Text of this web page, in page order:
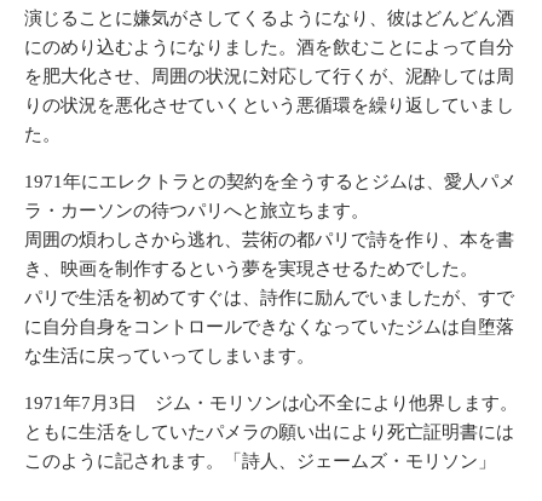
演じることに嫌気がさしてくるようになり、彼はどんどん酒
にのめり込むようになりました。酒を飲むことによって自分
を肥大化させ、周囲の状況に対応して行くが、泥酔しては周
りの状況を悪化させていくという悪循環を繰り返していまし
た。
1971年にエレクトラとの契約を全うするとジムは、愛人パメ
ラ・カーソンの待つパリへと旅立ちます。
周囲の煩わしさから逃れ、芸術の都パリで詩を作り、本を書
き、映画を制作するという夢を実現させるためでした。
パリで生活を初めてすぐは、詩作に励んでいましたが、すで
に自分自身をコントロールできなくなっていたジムは自堕落
な生活に戻っていってしまいます。
1971年7月3日 ジム・モリソンは心不全により他界します。
ともに生活をしていたパメラの願い出により死亡証明書には
このように記されます。「詩人、ジェームズ・モリソン」